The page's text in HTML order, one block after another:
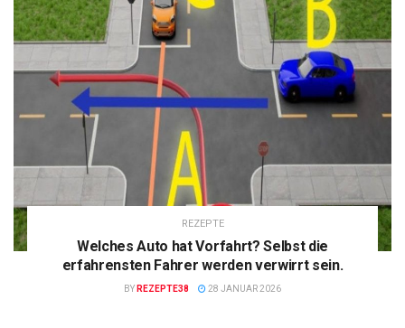
REZEPTE
Welches Auto hat Vorfahrt? Selbst die
erfahrensten Fahrer werden verwirrt sein.
BY REZEPTE38 28 JANUAR 2026